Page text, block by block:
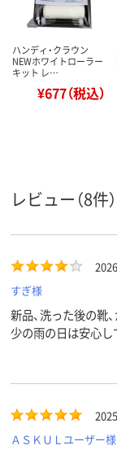
ハンディ・クラウン
NEWホワイトローラー
キット レ…
¥677（税込）
レビュー（8件）
すぎ様
新品、洗った後の靴
少の雨の日は安心し
ＡＳＫＵＬユーザー様